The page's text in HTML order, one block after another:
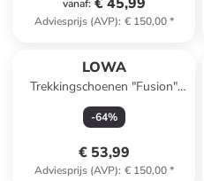
vanaf:
Adviesprijs (AVP): € 150,00*
LOWA
Trekkingschoenen "Fusion"
blauw
-64%
€ 53,99
Adviesprijs (AVP): € 150,00*